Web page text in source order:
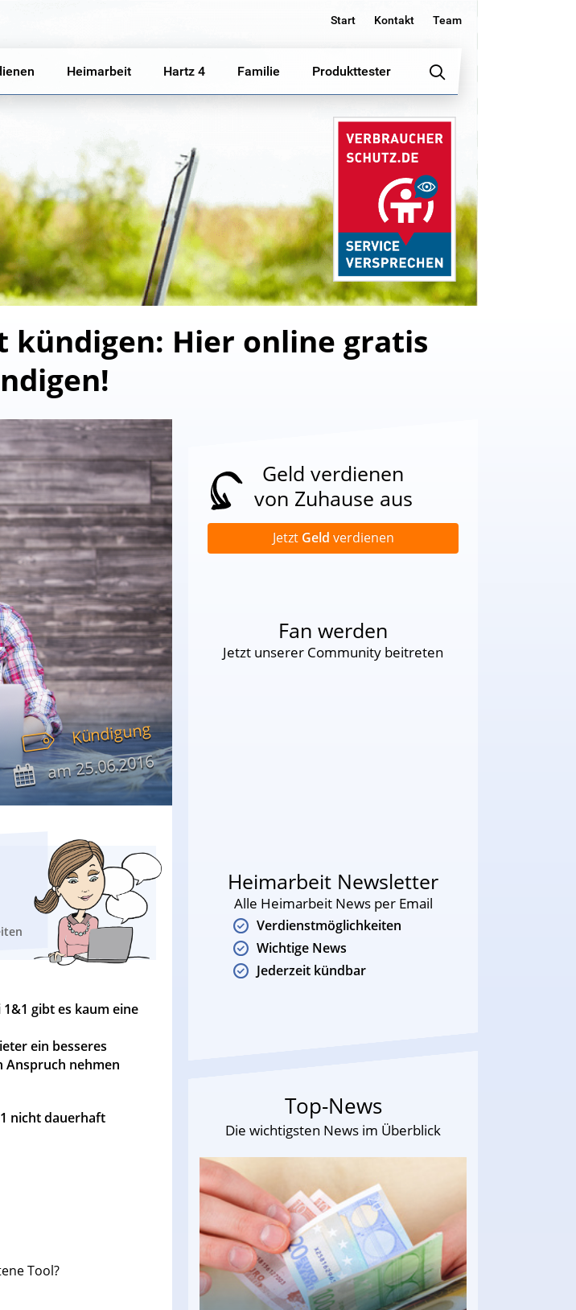
Start Kontakt Team
Heimarbeit Hartz 4 Familie Produkttester
kündigen: Hier online gratis
Kündigung
am25.06.2016
gibt es kaum eine
ein besseres
Anspruch nehmen
nicht dauerhaft
Tool?
Geld verdienen
von Zuhause aus
Jetzt Geld verdienen
Fan werden
Jetzt unserer Community beitreten
Heimarbeit Newsletter
Alle Heimarbeit News per Email
Verdienstmöglichkeiten
Wichtige News
Jederzeit kündbar
Top-News
Die wichtigsten News im Überblick